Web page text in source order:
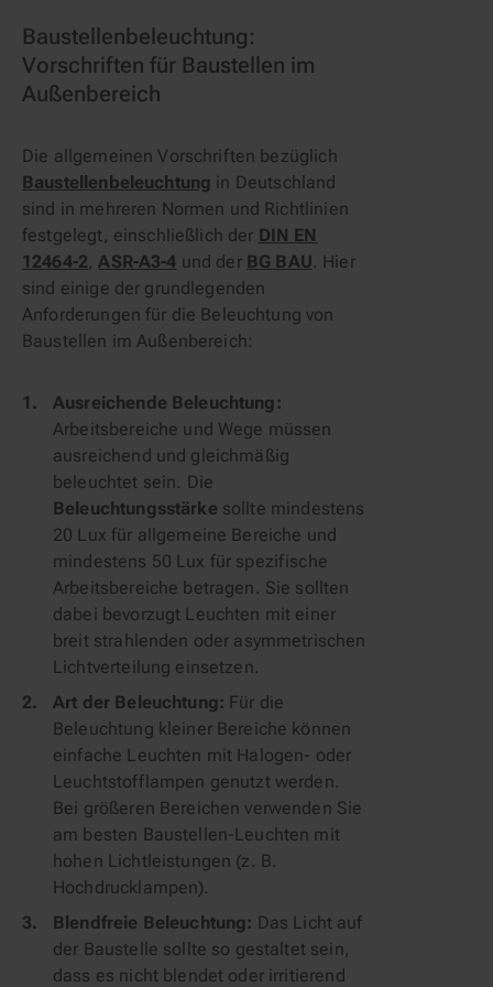
Baustellenbeleuchtung:
Vorschriften für Baustellen im
Außenbereich
Die allgemeinen Vorschriften bezüglich
Baustellenbeleuchtung in Deutschland
sind in mehreren Normen und Richtlinien
festgelegt, einschließlich der DIN EN
12464-2,ASR-A3-4 und der BG BAU. Hier
sind einige der grundlegenden
Anforderungen für die Beleuchtung von
Baustellen im Außenbereich:
Ausreichende Beleuchtung:
Arbeitsbereiche und Wege müssen
ausreichend und gleichmäßig
beleuchtet sein. Die
Beleuchtungsstärke sollte mindestens
20 Lux für allgemeine Bereiche und
mindestens 50 Lux für spezifische
Arbeitsbereiche betragen. Sie sollten
dabei bevorzugt Leuchten mit einer
breit strahlenden oder asymmetrischen
Lichtverteilung einsetzen.
Art der Beleuchtung: Für die
Beleuchtung kleiner Bereiche können
einfache Leuchten mit Halogen- oder
Leuchtstofflampen genutzt werden.
Bei größeren Bereichen verwenden Sie
am besten Baustellen-Leuchten mit
hohen Lichtleistungen (z. B.
Hochdrucklampen).
Blendfreie Beleuchtung: Das Licht auf
der Baustelle sollte so gestaltet sein,
dass es nicht blendet oder irritierend